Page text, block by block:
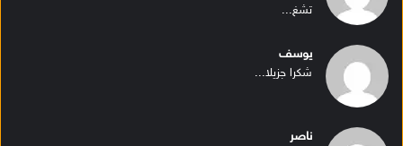
تشغ...
يوسف
شكرا جزيلا...
ناصر